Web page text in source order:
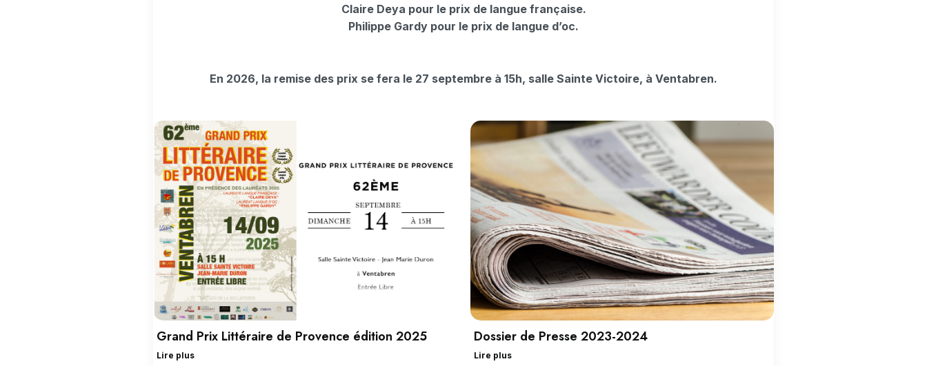
Claire Deya pour le prix de langue française.
Philippe Gardy pour le prix de langue d’oc.
En 2026, la remise des prix se fera le 27 septembre à 15h, salle Sainte Victoire, à Ventabren.
Grand Prix Littéraire de Provence édition 2025
Lire plus
Dossier de Presse 2023-2024
Lire plus